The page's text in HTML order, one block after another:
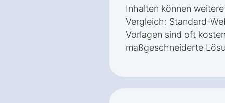
Inhalten können
Vergleich: Standard-
Vorlagen sind oft
maßgeschneiderte